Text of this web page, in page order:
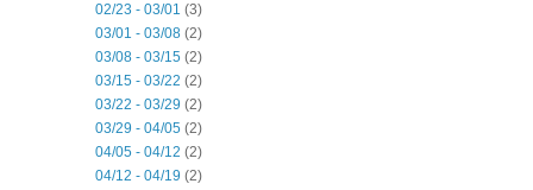
02/23 - 03/01 (3)
03/01 - 03/08 (2)
03/08 - 03/15 (2)
03/15 - 03/22 (2)
03/22 - 03/29 (2)
03/29 - 04/05 (2)
04/05 - 04/12 (2)
04/12 - 04/19 (2)